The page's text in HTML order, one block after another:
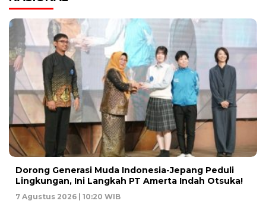
Dorong Generasi Muda Indonesia-Jepang Peduli
Lingkungan, Ini Langkah PT Amerta Indah Otsuka!
7 Agustus 2026 | 10:20 WIB